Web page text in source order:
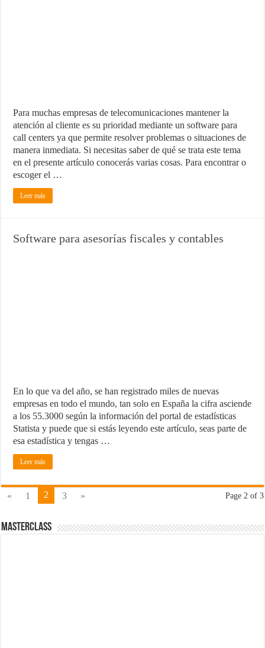
Para muchas empresas de telecomunicaciones mantener la
atención al cliente es su prioridad mediante un software para
call centers ya que permite resolver problemas o situaciones de
manera inmediata. Si necesitas saber de qué se trata este tema
en el presente artículo conocerás varias cosas. Para encontrar o
escoger el …
Leer más
Software para asesorías fiscales y contables
En lo que va del año, se han registrado miles de nuevas
empresas en todo el mundo, tan solo en España la cifra asciende
a los 55.3000 según la información del portal de estadísticas
Statista y puede que si estás leyendo este artículo, seas parte de
esa estadística y tengas …
Leer más
Page 2 of 3
« 1 2 3 »
MasterClass